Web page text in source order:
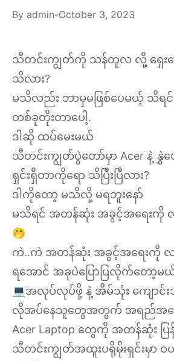
By admin October 3, 2023
သီတင်းကျွတ်ကို သန်တူလ လို့ ရှေး
သိလား?
မသိလည်း ဘာမှမဖြစ်ပေမယ့် သိ
တစ်ခုတိုးတာပေါ့.
ဒါဆို ထပ်မေးမယ်
သီတင်းကျွတ်ပွဲတော်မှာ Acer နဲ့ နွှဲ
ရှင်းရှိတာကိုရော သိပြီးပြီလား?
ဒါကိုတော့ မသိလို့ မရဘူးနော်
မသိရင် အတန်ဆုံး အခွင့်အရေးကို
🤭
ကဲ..ကဲ အတန်ဆုံး အခွင့်အရေး
ရအောင် အခုပဲပြောပြလိုက်တော့မ
💻အလုပ်လုပ်ဖို့ နဲ့ အိမ်သုံး ကျောင်း
လိုအပ်နေသူတွေအတွက် အရည်အသွေ
Acer Laptop တွေကို အတန်ဆုံး ပြ
သီတင်းကျွတ်အထူးပရိုမိုးရှင်းမှာ ဝယ်